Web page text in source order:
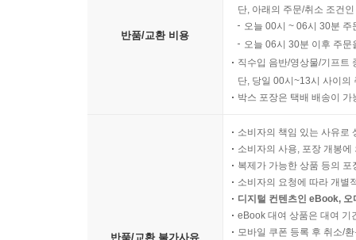
반품/교환 비용
단, 아래의 주문/취소 조건
오늘 00시 ~ 06시 30분
오늘 06시 30분 이후 주
직수입 음반/영상물/기프트
단, 당일 00시~13시 사이의
박스 포장은 택배 배송이
반품/교환 불가사유
소비자의 책임 있는 사유로
소비자의 사용, 포장 개봉
복제가 가능한 상품 등의
소비자의 요청에 따라 개별
디지털 컨텐츠인 eBook,
eBook 대여 상품은 대여 기
모바일 쿠폰 등록 후 취소/